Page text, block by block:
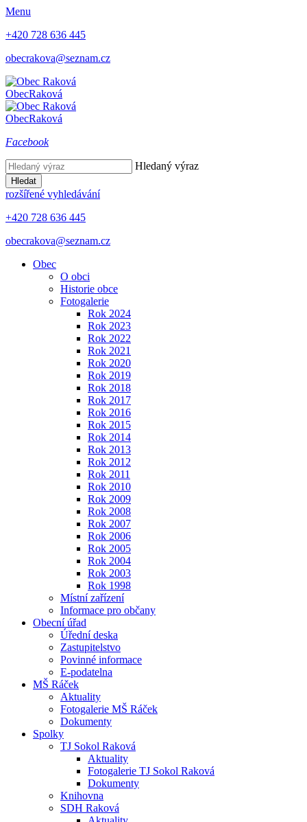
Menu
+420 728 636 445
obecrakova@seznam.cz
ObecRaková
ObecRaková
Facebook
Hledaný výraz
Hledat
rozšířené vyhledávání
+420 728 636 445
obecrakova@seznam.cz
Obec
O obci
Historie obce
Fotogalerie
Rok 2024
Rok 2023
Rok 2022
Rok 2021
Rok 2020
Rok 2019
Rok 2018
Rok 2017
Rok 2016
Rok 2015
Rok 2014
Rok 2013
Rok 2012
Rok 2011
Rok 2010
Rok 2009
Rok 2008
Rok 2007
Rok 2006
Rok 2005
Rok 2004
Rok 2003
Rok 1998
Místní zařízení
Informace pro občany
Obecní úřad
Úřední deska
Zastupitelstvo
Povinné informace
E-podatelna
MŠ Ráček
Aktuality
Fotogalerie MŠ Ráček
Dokumenty
Spolky
TJ Sokol Raková
Aktuality
Fotogalerie TJ Sokol Raková
Dokumenty
Knihovna
SDH Raková